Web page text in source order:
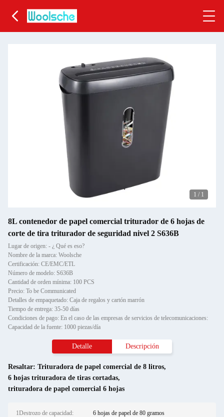
1 / 1
8L contenedor de papel comercial triturador de 6 hojas de
corte de tira triturador de seguridad nivel 2 S636B
Lugar de origen: - ¿ Qué es eso?
Nombre de la marca: Woolsche
Certificación: CE/EMC/ETL
Número de modelo: S636B
Cantidad de orden mínima: 100 PCS
Precio: To be Communicated
Detalles de empaquetado: Caja de regalos y cartón marrón
Tiempo de entrega: 35-50 días
Condiciones de pago: En el caso de las empresas de servicios de telecomunicaciones:
Capacidad de la fuente: 1000 piezas/día
Detalle Descripción
Resaltar: Trituradora de papel comercial de 8 litros,
6 hojas trituradora de tiras cortadas,
trituradora de papel comercial 6 hojas
1Destrozo de capacidad: 6 hojas de papel de 80 gramos